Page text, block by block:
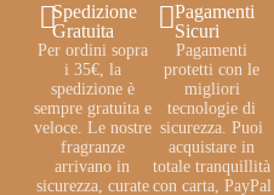
Spedizione
Gratuita
Per ordini sopra
i 35€, la
spedizione è
sempre gratuita e
veloce. Le nostre
fragranze
arrivano in
sicurezza, curate
Pagamenti
Sicuri
Pagamenti
protetti con le
migliori
tecnologie di
sicurezza. Puoi
acquistare in
totale tranquillità
con carta, PayPal